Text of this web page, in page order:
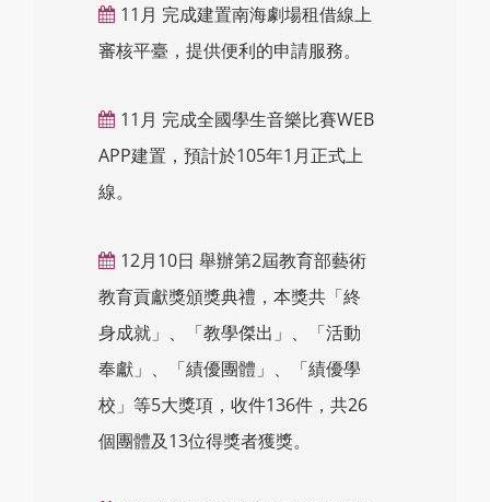
11月 完成建置南海劇場租借線上
審核平臺，提供便利的申請服務。
11月 完成全國學生音樂比賽WEB
APP建置，預計於105年1月正式上
線。
12月10日 舉辦第2屆教育部藝術
教育貢獻獎頒獎典禮，本獎共「終
身成就」、「教學傑出」、「活動
奉獻」、「績優團體」、「績優學
校」等5大獎項，收件136件，共26
個團體及13位得獎者獲獎。